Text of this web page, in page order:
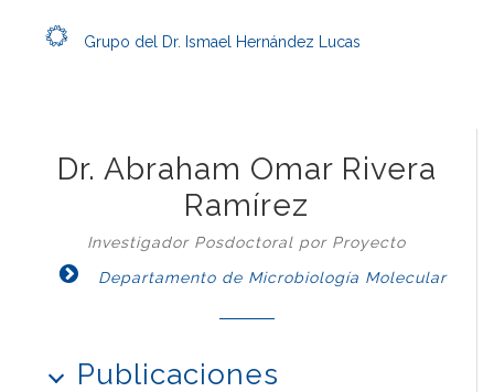
Grupo del Dr. Ismael Hernández Lucas
Dr. Abraham Omar Rivera
Ramírez
Investigador Posdoctoral por Proyecto
Departamento de Microbiología Molecular
Publicaciones